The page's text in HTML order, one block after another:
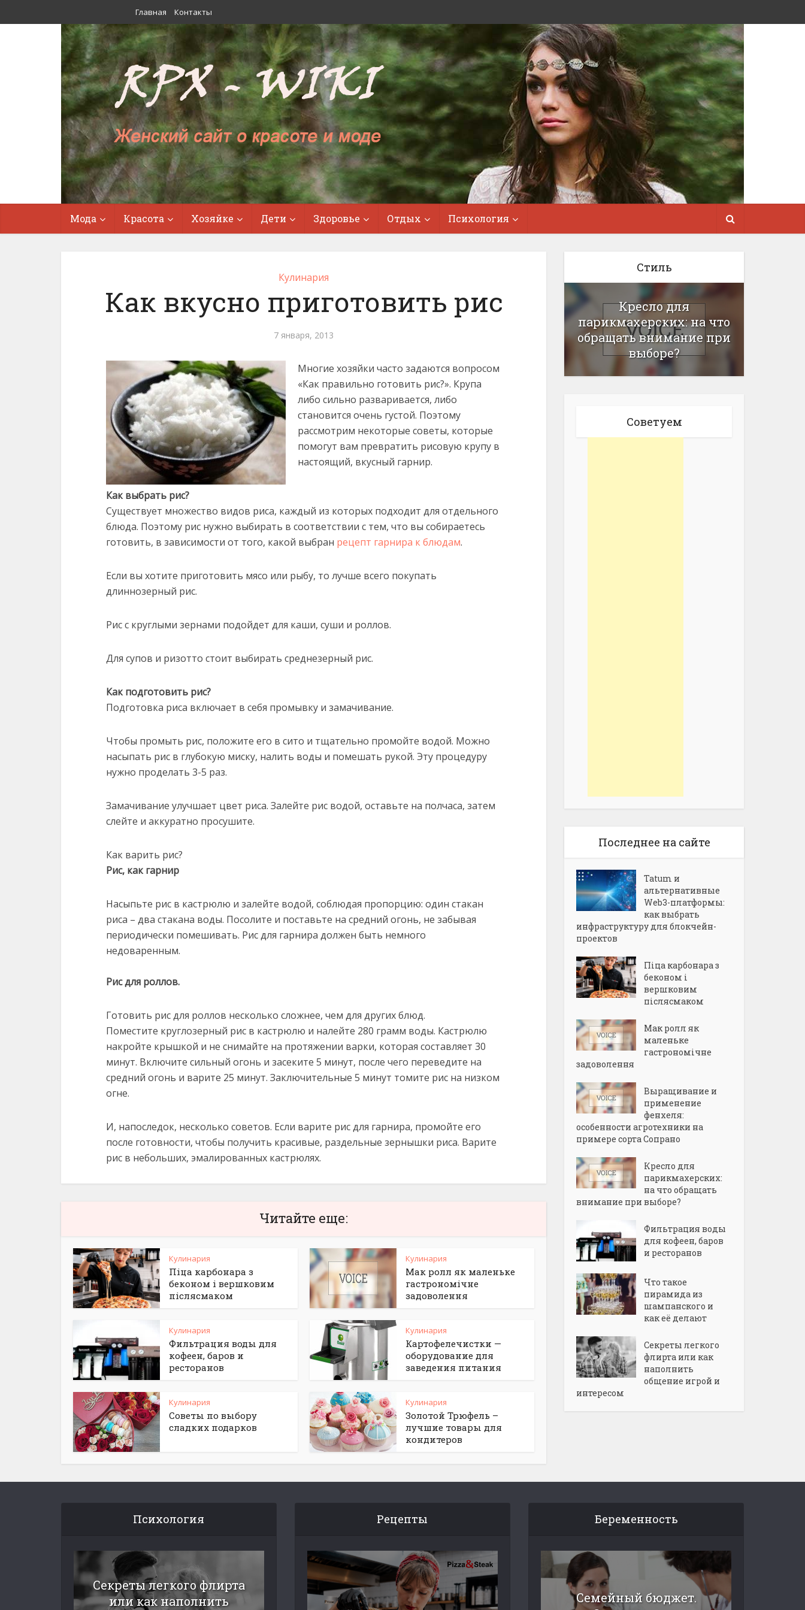
Главная Контакты
Мода Красота Хозяйке Дети Здоровье Отдых Психология
Кулинария
Как вкусно приготовить рис
7 января, 2013
Многие хозяйки часто задаются вопросом
«Как правильно готовить рис?». Крупа
либо сильно разваривается, либо
становится очень густой. Поэтому
рассмотрим некоторые советы, которые
помогут вам превратить рисовую крупу в
настоящий, вкусный гарнир.
Как выбрать рис?
Существует множество видов риса, каждый из которых подходит для отдельного
блюда. Поэтому рис нужно выбирать в соответствии с тем, что вы собираетесь
готовить, в зависимости от того, какой выбран рецепт гарнира к блюдам.
Если вы хотите приготовить мясо или рыбу, то лучше всего покупать
длиннозерный рис.
Рис с круглыми зернами подойдет для каши, суши и роллов.
Для супов и ризотто стоит выбирать среднезерный рис.
Как подготовить рис?
Подготовка риса включает в себя промывку и замачивание.
Чтобы промыть рис, положите его в сито и тщательно промойте водой. Можно
насыпать рис в глубокую миску, налить воды и помешать рукой. Эту процедуру
нужно проделать 3-5 раз.
Замачивание улучшает цвет риса. Залейте рис водой, оставьте на полчаса, затем
слейте и аккуратно просушите.
Как варить рис?
Рис, как гарнир
Насыпьте рис в кастрюлю и залейте водой, соблюдая пропорцию: один стакан
риса – два стакана воды. Посолите и поставьте на средний огонь, не забывая
периодически помешивать. Рис для гарнира должен быть немного
недоваренным.
Рис для роллов.
Готовить рис для роллов несколько сложнее, чем для других блюд.
Поместите круглозерный рис в кастрюлю и налейте 280 грамм воды. Кастрюлю
накройте крышкой и не снимайте на протяжении варки, которая составляет 30
минут. Включите сильный огонь и засеките 5 минут, после чего переведите на
средний огонь и варите 25 минут. Заключительные 5 минут томите рис на низком
огне.
И, напоследок, несколько советов. Если варите рис для гарнира, промойте его
после готовности, чтобы получить красивые, раздельные зернышки риса. Варите
рис в небольших, эмалированных кастрюлях.
Читайте еще:
Кулинария
Піца карбонара з
беконом і вершковим
післясмаком
Кулинария
Мак ролл як маленьке
гастрономічне
задоволення
Кулинария
Фильтрация воды для
кофеен, баров и
ресторанов
Кулинария
Картофелечистки —
оборудование для
заведения питания
Кулинария
Советы по выбору
сладких подарков
Кулинария
Золотой Трюфель –
лучшие товары для
кондитеров
Стиль
Кресло для
парикмахерских: на что
обращать внимание при
выборе?
Советуем
Последнее на сайте
Tatum и
альтернативные
Web3-платформы:
как выбрать
инфраструктуру для блокчейн-
проектов
Піца карбонара з
беконом і
вершковим
післясмаком
Мак ролл як
маленьке
гастрономічне
задоволення
Выращивание и
применение
фенхеля:
особенности агротехники на
примере сорта Сопрано
Кресло для
парикмахерских:
на что обращать
внимание при выборе?
Фильтрация воды
для кофеен, баров
и ресторанов
Что такое
пирамида из
шампанского и
как её делают
Секреты легкого
флирта или как
наполнить
общение игрой и
интересом
Психология
Секреты легкого флирта
или как наполнить
Рецепты Беременность
Семейный бюджет.